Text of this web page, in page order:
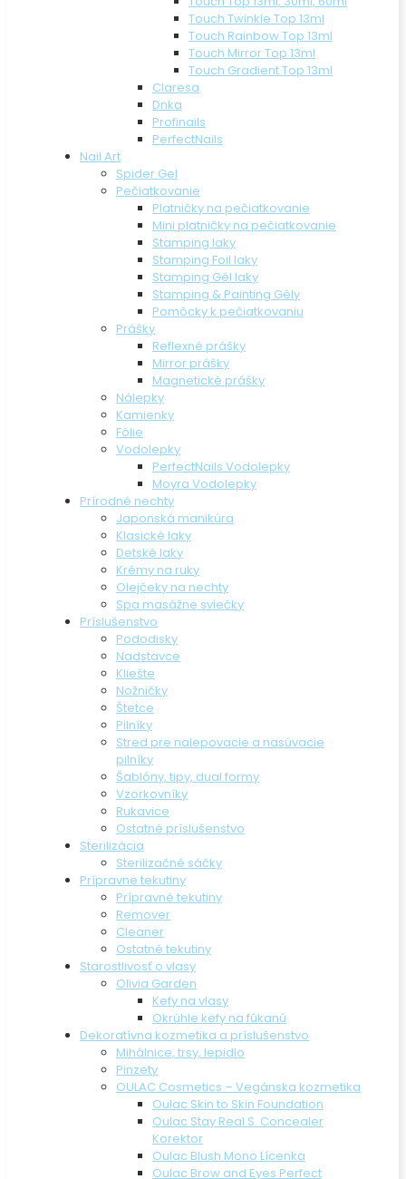
Touch Twinkle Top 13ml
Touch Rainbow Top 13ml
Touch Mirror Top 13ml
Touch Gradient Top 13ml
Claresa
Dnka
Profinails
PerfectNails
Nail Art
Spider Gel
Pečiatkovanie
Platničky na pečiatkovanie
Mini platničky na pečiatkovanie
Stamping laky
Stamping Foil laky
Stamping Gél laky
Stamping & Painting Gély
Pomôcky k pečiatkovaniu
Prášky
Reflexné prášky
Mirror prášky
Magnetické prášky
Nálepky
Kamienky
Fólie
Vodolepky
PerfectNails Vodolepky
Moyra Vodolepky
Prírodné nechty
Japonská manikúra
Klasické laky
Detské laky
Krémy na ruky
Olejčeky na nechty
Spa masážne sviečky
Príslušenstvo
Pododisky
Nadstavce
Kliešte
Nožničky
Štetce
Pilníky
Stred pre nalepovacie a nasúvacie
pilníky
Šablóny, tipy, dual formy
Vzorkovníky
Rukavice
Ostatné príslušenstvo
Sterilizácia
Sterilizačné sáčky
Prípravne tekutiny
Prípravné tekutiny
Remover
Cleaner
Ostatné tekutiny
Starostlivosť o vlasy
Olivia Garden
Kefy na vlasy
Okrúhle kefy na fúkanú
Dekoratívna kozmetika a príslušenstvo
Mihálnice, trsy, lepidlo
Pinzety
OULAC Cosmetics – Vegánska kozmetika
Oulac Skin to Skin Foundation
Oulac Stay Real S. Concealer
Korektor
Oulac Blush Mono Lícenka
Oulac Brow and Eyes Perfect